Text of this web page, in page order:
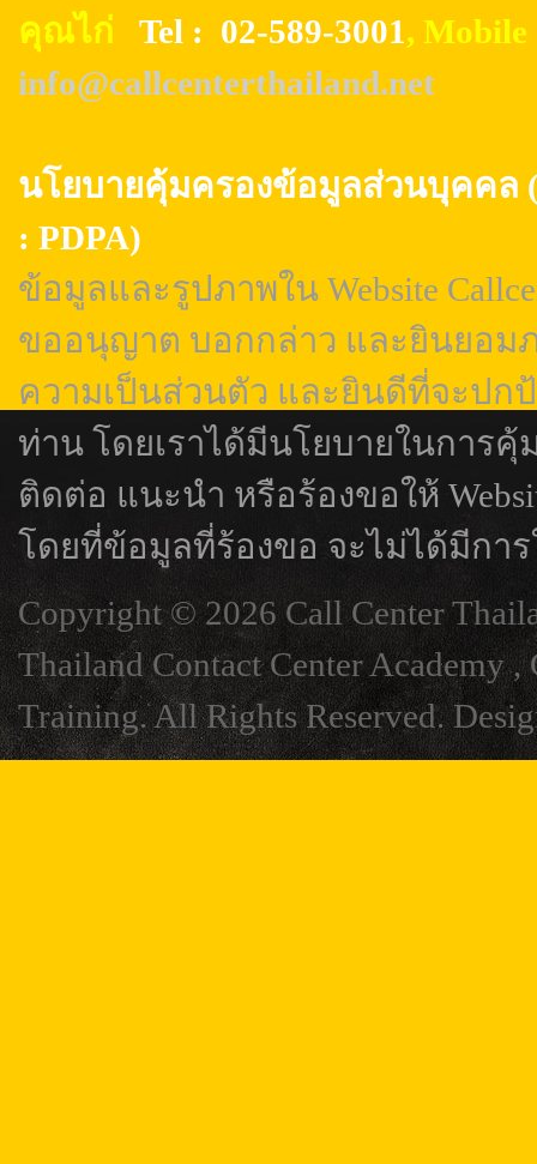
คุณไก่ Tel : 02-589-3001,
info@callcenterthailand.net
นโยบายคุ้มครองข้อมูลส่วนบุคคล
: PDPA)
ข้อมูลและรูปภาพใน Website
ขออนุญาต บอกกล่าว และยินยอม
ความเป็นส่วนตัว และยินดีที่จะปก
ท่าน โดยเราได้มีนโยบายในการ
ติดต่อ แนะนำ หรือร้องขอให้
โดยที่ข้อมูลที่ร้องขอ จะไม่ได้มีกา
Copyright © 2026 Call Center
Thailand Contact Center Academy
Training. All Rights Reserved.